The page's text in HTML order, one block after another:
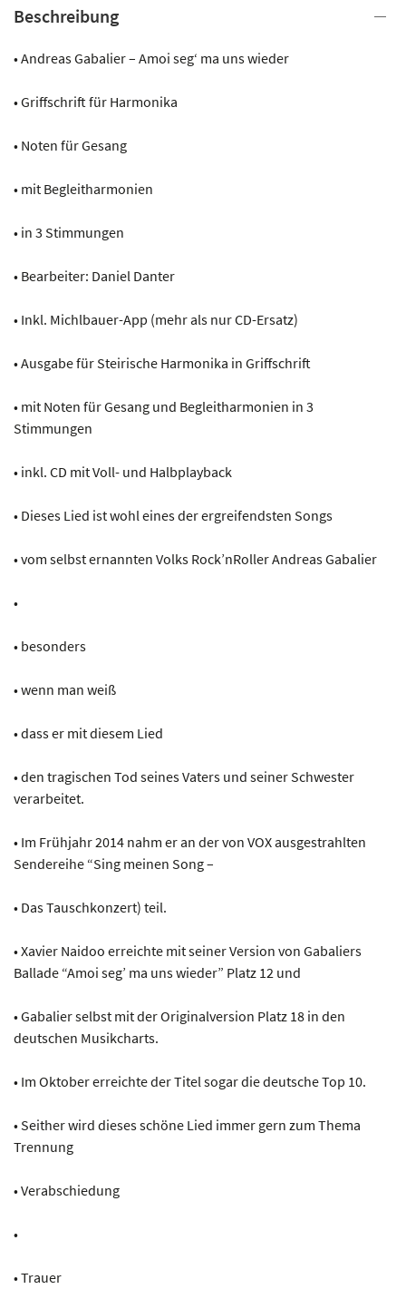
Beschreibung
• Andreas Gabalier – Amoi seg‘ ma uns wieder
• Griffschrift für Harmonika
• Noten für Gesang
• mit Begleitharmonien
• in 3 Stimmungen
• Bearbeiter: Daniel Danter
• Inkl. Michlbauer-App (mehr als nur CD-Ersatz)
• Ausgabe für Steirische Harmonika in Griffschrift
• mit Noten für Gesang und Begleitharmonien in 3
Stimmungen
• inkl. CD mit Voll- und Halbplayback
• Dieses Lied ist wohl eines der ergreifendsten Songs
• vom selbst ernannten Volks Rock’nRoller Andreas Gabalier
•
• besonders
• wenn man weiß
• dass er mit diesem Lied
• den tragischen Tod seines Vaters und seiner Schwester
verarbeitet.
• Im Frühjahr 2014 nahm er an der von VOX ausgestrahlten
Sendereihe “Sing meinen Song –
• Das Tauschkonzert) teil.
• Xavier Naidoo erreichte mit seiner Version von Gabaliers
Ballade “Amoi seg’ ma uns wieder” Platz 12 und
• Gabalier selbst mit der Originalversion Platz 18 in den
deutschen Musikcharts.
• Im Oktober erreichte der Titel sogar die deutsche Top 10.
• Seither wird dieses schöne Lied immer gern zum Thema
Trennung
• Verabschiedung
•
• Trauer